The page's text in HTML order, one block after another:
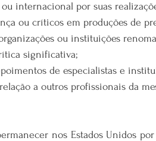
internacional por suas
ou críticos em produções de
ou instituições
significativa;
de especialistas e
a outros profissionais da
nos Estados Unidos